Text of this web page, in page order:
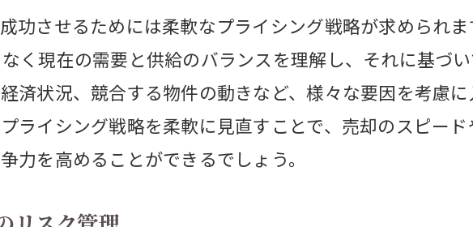
会での不動産需要の変化を読み解く
る市場縮小に対抗する売却戦略
住宅市場の可能性を探る
変化に対応する不動産売却のポイント
向け不動産マーケットの動向
功させるためには柔軟なプライシング戦略が求められま
く現在の需要と供給のバランスを理解し、それに基づ
済状況、競合する物件の動きなど、様々な要因を考慮
ライシング戦略を柔軟に見直すことで、売却のスピー
力を高めることができるでしょう。